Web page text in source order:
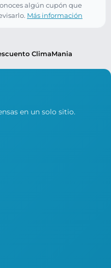
algún cupón que
Más información
ClimaMania
en un solo sitio.